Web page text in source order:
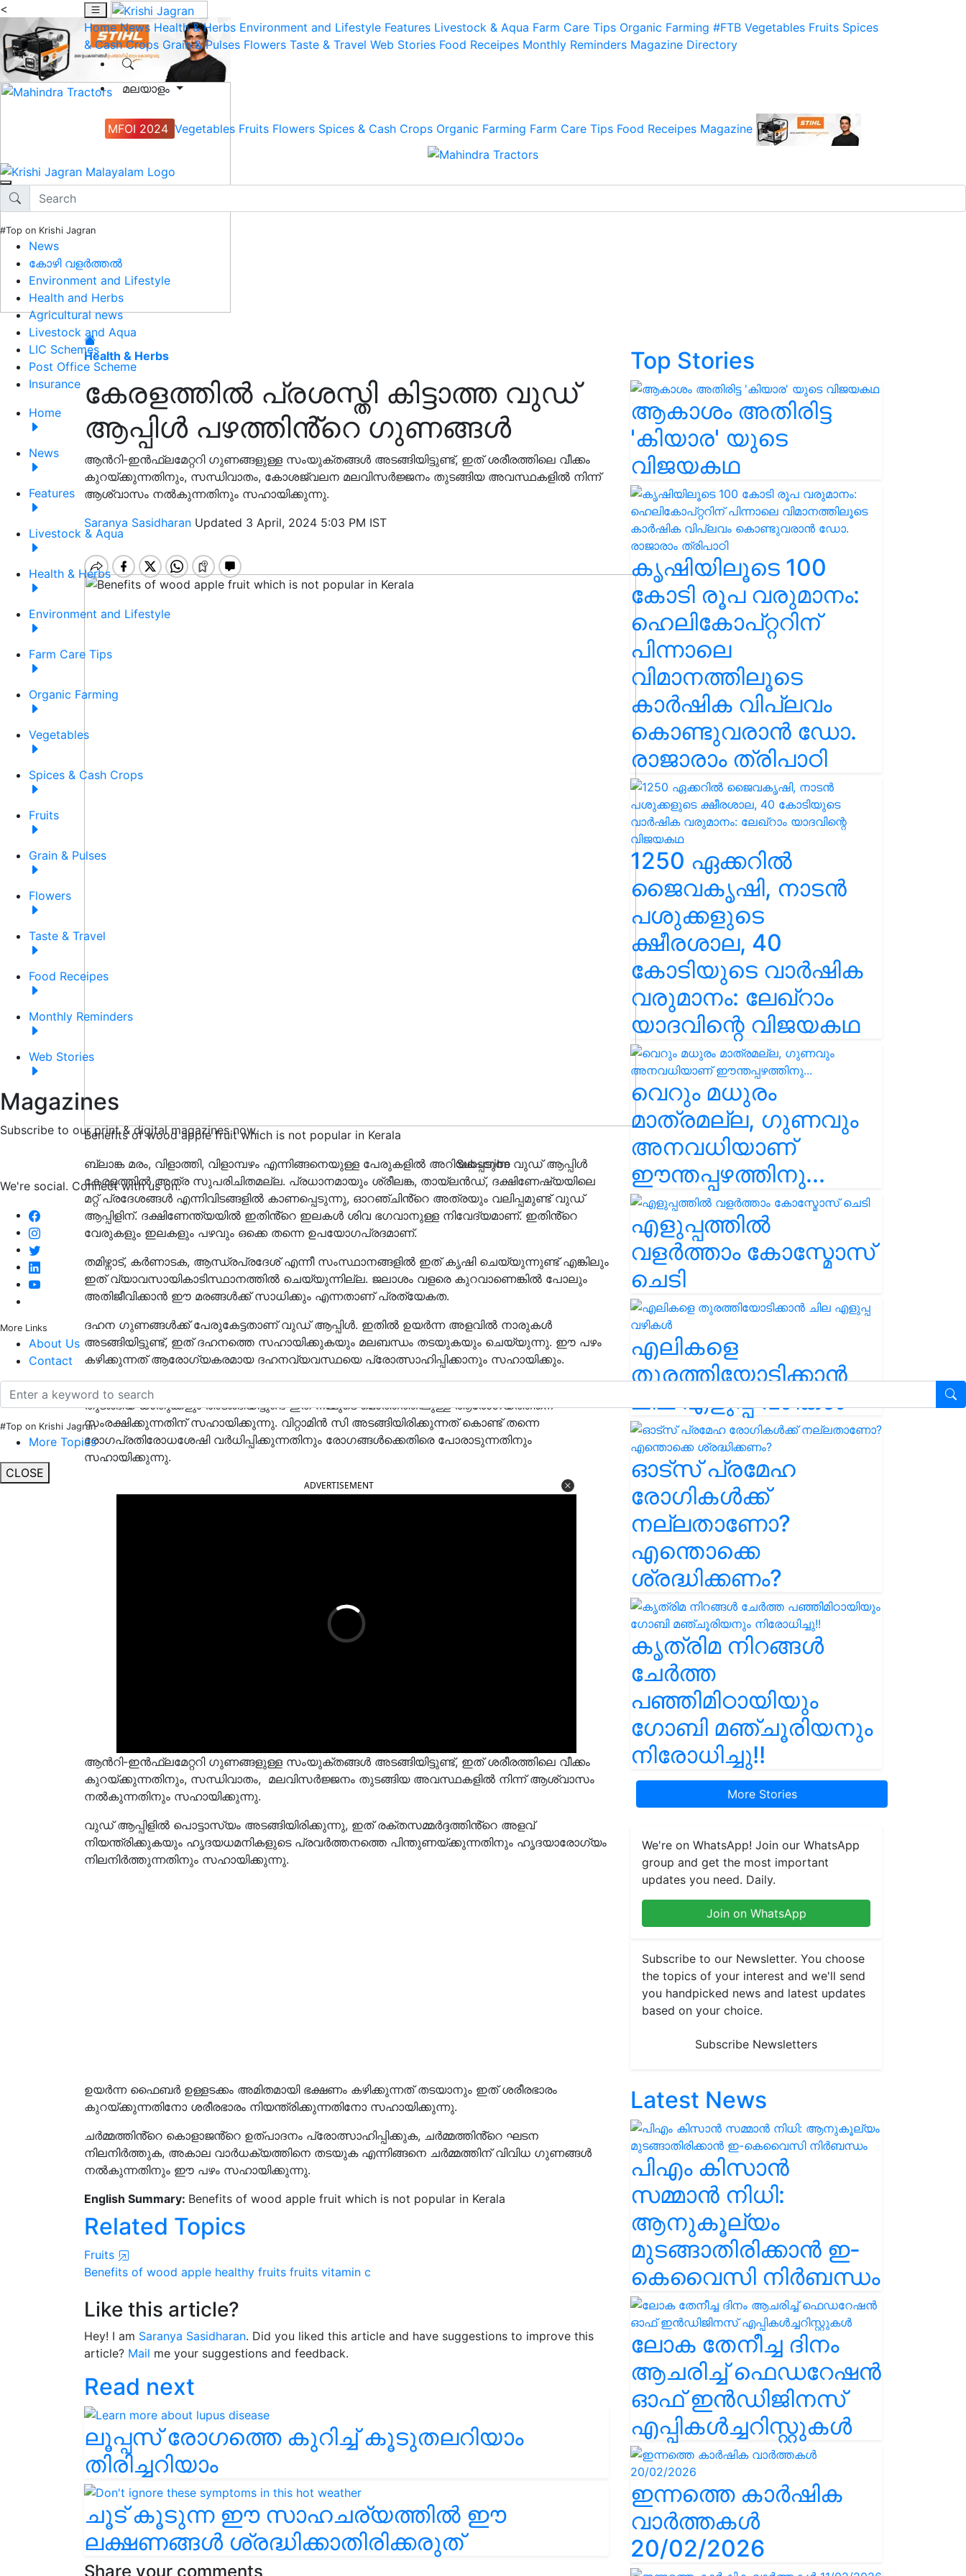
<
Home News Health & Herbs Environment and Lifestyle Features Livestock & Aqua Farm Care Tips Organic Farming #FTB Vegetables Fruits Spices
& Cash Crops Grain & Pulses Flowers Taste & Travel Web Stories Food Receipes Monthly Reminders Magazine Directory
മലയാളം
MFOI 2024 Vegetables Fruits Flowers Spices & Cash Crops Organic Farming Farm Care Tips Food Receipes Magazine
#Top on Krishi Jagran
News
കോഴി വളർത്തൽ
Environment and Lifestyle
Health and Herbs
Agricultural news
Livestock and Aqua
LIC Schemes
Post Office Scheme
Insurance
Home
News
Features
Livestock & Aqua
Health & Herbs
Environment and Lifestyle
Farm Care Tips
Organic Farming
Vegetables
Spices & Cash Crops
Fruits
Grain & Pulses
Flowers
Taste & Travel
Food Receipes
Monthly Reminders
Web Stories
Magazines
Subscribe to our print & digital magazines now.
Subscribe
We're social. Connect with us on:
More Links
About Us
Contact
#Top on Krishi Jagran
More Topics
CLOSE
Health & Herbs
കേരളത്തിൽ പ്രശസ്തി കിട്ടാത്ത വുഡ്
ആപ്പിൾ പഴത്തിൻ്റെ ഗുണങ്ങൾ
ആൻറി-ഇൻഫ്ലമേറ്ററി ഗുണങ്ങളുള്ള സംയുക്തങ്ങൾ അടങ്ങിയിട്ടുണ്ട്, ഇത് ശരീരത്തിലെ വീക്കം
കുറയ്ക്കുന്നതിനും, സന്ധിവാതം, കോശജ്വലന മലവിസർജ്ജനം തുടങ്ങിയ അവസ്ഥകളിൽ നിന്ന്
ആശ്വാസം നൽകുന്നതിനും സഹായിക്കുന്നു.
Saranya Sasidharan Updated 3 April, 2024 5:03 PM IST
Benefits of wood apple fruit which is not popular in Kerala
ബ്ലാങ്ക മരം, വിളാത്തി, വിളാമ്പഴം എന്നിങ്ങനെയുള്ള പേരുകളിൽ അറിയപ്പെടുന്ന വുഡ് ആപ്പിൾ
കേരളത്തിൽ അത്ര സുപരിചിതമല്ല. പ്രധാനമായും ശ്രീലങ്ക, തായ്‌ലൻഡ്, ദക്ഷിണേഷ്യയിലെ
മറ്റ് പ്രദേശങ്ങൾ എന്നിവിടങ്ങളിൽ കാണപ്പെടുന്നു, ഓറഞ്ചിൻ്റെ അത്രയും വലിപ്പമുണ്ട് വുഡ്
ആപ്പിളിന്. ദക്ഷിണേന്ത്യയിൽ ഇതിൻ്റെ ഇലകൾ ശിവ ഭഗവാനുള്ള നിവേദ്യമാണ്. ഇതിൻ്റെ
വേരുകളും ഇലകളും പഴവും ഒക്കെ തന്നെ ഉപയോഗപ്രദമാണ്.
തമിഴ്നാട്, കർണാടക, ആന്ധ്രപ്രദേശ് എന്നീ സംസ്ഥാനങ്ങളിൽ ഇത് കൃഷി ചെയ്യുന്നുണ്ട് എങ്കിലും
ഇത് വ്യാവസായികാടിസ്ഥാനത്തിൽ ചെയ്യുന്നില്ല. ജലാശം വളരെ കുറവാണെങ്കിൽ പോലും
അതിജീവിക്കാൻ ഈ മരങ്ങൾക്ക് സാധിക്കും എന്നതാണ് പ്രത്യേകത.
ദഹന ഗുണങ്ങൾക്ക് പേരുകേട്ടതാണ് വുഡ് ആപ്പിൾ. ഇതിൽ ഉയർന്ന അളവിൽ നാരുകൾ
അടങ്ങിയിട്ടുണ്ട്, ഇത് ദഹനത്തെ സഹായിക്കുകയും മലബന്ധം തടയുകയും ചെയ്യുന്നു. ഈ പഴം
കഴിക്കുന്നത് ആരോഗ്യകരമായ ദഹനവ്യവസ്ഥയെ പ്രോത്സാഹിപ്പിക്കാനും സഹായിക്കും.
വിറ്റാമിനുകൾ എ, ബി, സി തുടങ്ങിയ അവശ്യ പോഷകങ്ങളും കാൽസ്യം, പൊട്ടാസ്യം, മഗ്നീഷ്യം
തുടങ്ങിയ ധാതുക്കളും അടങ്ങിയിട്ടുണ്ട് ഇത് നമ്മുടെ മൊത്തത്തിലുള്ള ആരോഗ്യത്തിനെ
സംരക്ഷിക്കുന്നതിന് സഹായിക്കുന്നു. വിറ്റാമിൻ സി അടങ്ങിയിരിക്കുന്നത് കൊണ്ട് തന്നെ
രോഗപ്രതിരോധശേഷി വർധിപ്പിക്കുന്നതിനും രോഗങ്ങൾക്കെതിരെ പോരാടുന്നതിനും
സഹായിക്കുന്നു.
ADVERTISEMENT
ആൻറി-ഇൻഫ്ലമേറ്ററി ഗുണങ്ങളുള്ള സംയുക്തങ്ങൾ അടങ്ങിയിട്ടുണ്ട്, ഇത് ശരീരത്തിലെ വീക്കം
കുറയ്ക്കുന്നതിനും, സന്ധിവാതം, മലവിസർജ്ജനം തുടങ്ങിയ അവസ്ഥകളിൽ നിന്ന് ആശ്വാസം
നൽകുന്നതിനും സഹായിക്കുന്നു.
വുഡ് ആപ്പിളിൽ പൊട്ടാസ്യം അടങ്ങിയിരിക്കുന്നു, ഇത് രക്തസമ്മർദ്ദത്തിൻ്റെ അളവ്
നിയന്ത്രിക്കുകയും ഹൃദയധമനികളുടെ പ്രവർത്തനത്തെ പിന്തുണയ്ക്കുന്നതിനും ഹൃദയാരോഗ്യം
നിലനിർത്തുന്നതിനും സഹായിക്കുന്നു.
ഉയർന്ന ഫൈബർ ഉള്ളടക്കം അമിതമായി ഭക്ഷണം കഴിക്കുന്നത് തടയാനും ഇത് ശരീരഭാരം
കുറയ്ക്കുന്നതിനോ ശരീരഭാരം നിയന്ത്രിക്കുന്നതിനോ സഹായിക്കുന്നു.
ചർമ്മത്തിൻ്റെ കൊളാജൻ്റെ ഉത്പാദനം പ്രോത്സാഹിപ്പിക്കുക, ചർമ്മത്തിൻ്റെ ഘടന
നിലനിർത്തുക, അകാല വാർധക്യത്തിനെ തടയുക എന്നിങ്ങനെ ചർമ്മത്തിന് വിവിധ ഗുണങ്ങൾ
നൽകുന്നതിനും ഈ പഴം സഹായിക്കുന്നു.
English Summary: Benefits of wood apple fruit which is not popular in Kerala
Related Topics
Fruits
Benefits of wood apple healthy fruits fruits vitamin c
Like this article?
Hey! I am Saranya Sasidharan. Did you liked this article and have suggestions to improve this
article? Mail me your suggestions and feedback.
Read next
ലൂപ്പസ്‌ രോഗത്തെ കുറിച്ച് കൂടുതലറിയാം
തിരിച്ചറിയാം
ചൂട് കൂടുന്ന ഈ സാഹചര്യത്തിൽ ഈ
ലക്ഷണങ്ങള്‍ ശ്രദ്ധിക്കാതിരിക്കരുത്
Share your comments
Top Stories
ആകാശം അതിരിട്ട
'കിയാര' യുടെ
വിജയകഥ
കൃഷിയിലൂടെ 100
കോടി രൂപ വരുമാനം:
ഹെലികോപ്റ്ററിന്
പിന്നാലെ
വിമാനത്തിലൂടെ
കാർഷിക വിപ്ലവം
കൊണ്ടുവരാൻ ഡോ.
രാജാരാം ത്രിപാഠി
1250 ഏക്കറിൽ
ജൈവകൃഷി, നാടൻ
പശുക്കളുടെ
ക്ഷീരശാല, 40
കോടിയുടെ വാർഷിക
വരുമാനം: ലേഖ്‌റാം
യാദവിന്റെ വിജയകഥ
വെറും മധുരം
മാത്രമല്ല, ഗുണവും
അനവധിയാണ്
ഈന്തപ്പഴത്തിനു...
എളുപ്പത്തിൽ
വളർത്താം കോസ്മോസ്
ചെടി
എലികളെ
തുരത്തിയോടിക്കാൻ
ചില എളുപ്പ വഴികൾ
ഓട്സ് പ്രമേഹ
രോഗികൾക്ക്
നല്ലതാണോ?
എന്തൊക്കെ
ശ്രദ്ധിക്കണം?
കൃത്രിമ നിറങ്ങൾ
ചേർത്ത
പഞ്ഞിമിഠായിയും
ഗോബി മഞ്ചൂരിയനും
നിരോധിച്ചു!!
More Stories
We're on WhatsApp! Join our WhatsApp
group and get the most important
updates you need. Daily.
Join on WhatsApp
Subscribe to our Newsletter. You choose
the topics of your interest and we'll send
you handpicked news and latest updates
based on your choice.
Subscribe Newsletters
Latest News
പിഎം കിസാൻ
സമ്മാൻ നിധി:
ആനുകൂല്യം
മുടങ്ങാതിരിക്കാൻ ഇ-
കെവൈസി നിർബന്ധം
ലോക തേനീച്ച ദിനം
ആചരിച്ച് ഫെഡറേഷൻ
ഓഫ് ഇൻഡിജിനസ്
എപ്പികൾച്ചറിസ്റ്റുകൾ
ഇന്നത്തെ കാർഷിക
വാർത്തകൾ
20/02/2026